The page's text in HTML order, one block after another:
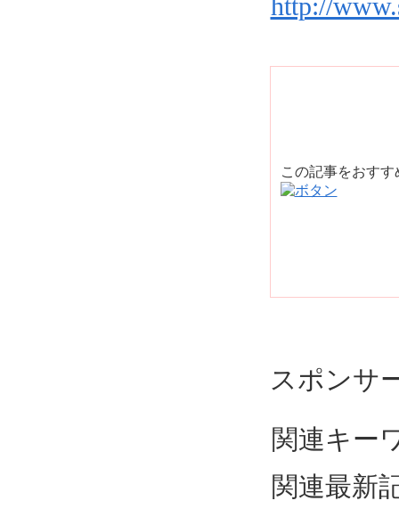
http://
この記事をおす
スポンサ
関連キー
関連最新